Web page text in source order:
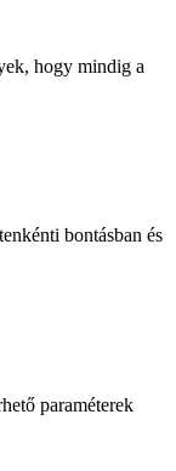
hogy mindig a
bontásban és
paraméterek